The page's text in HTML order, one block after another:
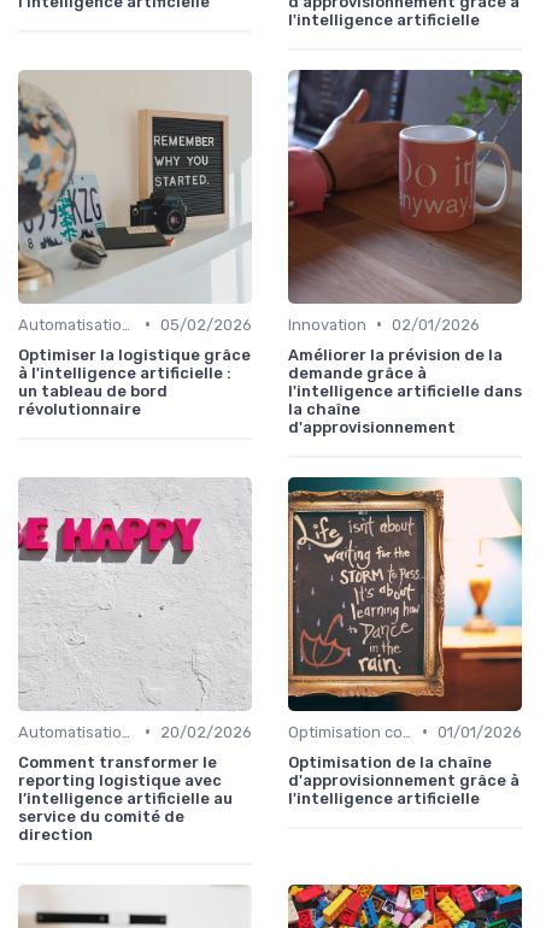
l'intelligence artificielle
• 05/02/2026
Optimiser la logistique grâce
à l'intelligence artificielle :
un tableau de bord
révolutionnaire
Innovation • 02/01/2026
Améliorer la prévision de la
demande grâce à
l'intelligence artificielle dans
la chaîne
d'approvisionnement
•
20/02/2026
Comment transformer le
reporting logistique avec
l’intelligence artificielle au
service du comité de
direction
• 01/01/2026
Optimisation de la chaîne
d'approvisionnement grâce à
l'intelligence artificielle